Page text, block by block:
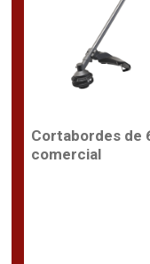
Cortabordes de
comercial